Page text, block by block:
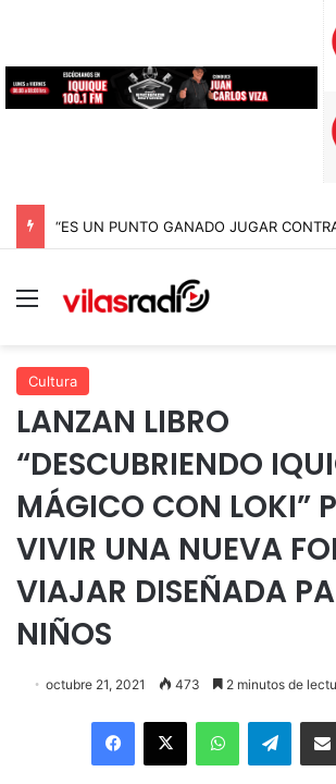
Menú
Cultura
LANZAN LIBRO
“DESCUBRIENDO
MÁGICO CON LOKI”
VIVIR UNA NUEVA
VIAJAR DISEÑADA
NIÑOS
octubre 21, 2021 473 2 minutos de
Facebook
X WhatsApp